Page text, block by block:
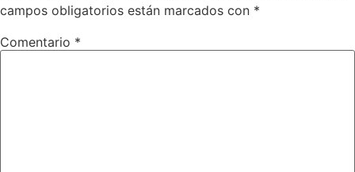
campos obligatorios están marcados con *
Comentario *